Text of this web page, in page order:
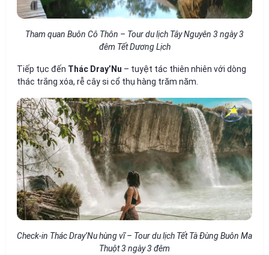
Tham quan Buôn Cô Thôn – Tour du lịch Tây Nguyên 3 ngày 3
đêm Tết Dương Lịch
Tiếp tục đến Thác Dray’Nu – tuyệt tác thiên nhiên với dòng
thác trắng xóa, rễ cây si cổ thụ hàng trăm năm.
Check-in Thác Dray’Nu hùng vĩ – Tour du lịch Tết Tà Đùng Buôn Ma
Thuột 3 ngày 3 đêm